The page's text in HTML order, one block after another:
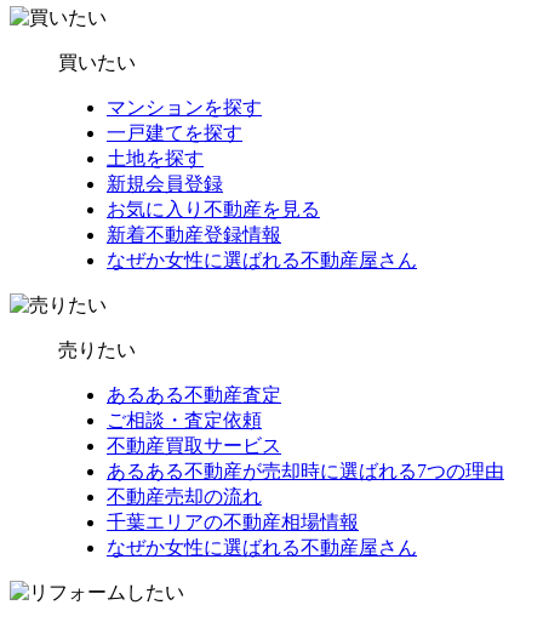
買いたい
マンションを探す
一戸建てを探す
土地を探す
新規会員登録
お気に入り不動産を見る
新着不動産登録情報
なぜか女性に選ばれる不動産屋さん
売りたい
あるある不動産査定
ご相談・査定依頼
不動産買取サービス
あるある不動産が売却時に選ばれる7つの理由
不動産売却の流れ
千葉エリアの不動産相場情報
なぜか女性に選ばれる不動産屋さん